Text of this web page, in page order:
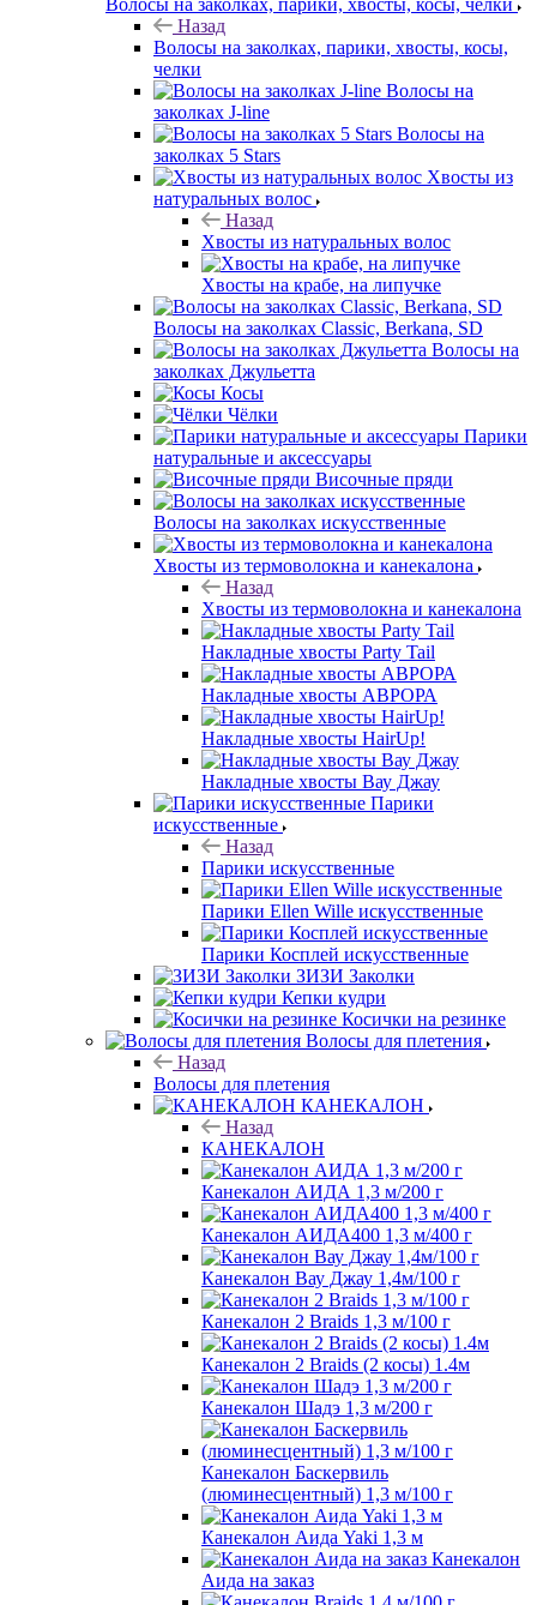
Волосы на заколках, парики, хвосты, косы, челки
Назад
Волосы на заколках, парики, хвосты, косы,
челки
Волосы на
заколках J-line
Волосы на
заколках 5 Stars
Хвосты из
натуральных волос
Назад
Хвосты из натуральных волос
Хвосты на крабе, на липучке
Волосы на заколках Classic, Berkana, SD
Волосы на
заколках Джульетта
Косы
Чёлки
Парики
натуральные и аксессуары
Височные пряди
Волосы на заколках искусственные
Хвосты из термоволокна и канекалона
Назад
Хвосты из термоволокна и канекалона
Накладные хвосты Party Tail
Накладные хвосты АВРОРА
Накладные хвосты HairUp!
Накладные хвосты Вау Джау
Парики
искусственные
Назад
Парики искусственные
Парики Ellen Wille искусственные
Парики Косплей искусственные
ЗИЗИ Заколки
Кепки кудри
Косички на резинке
Волосы для плетения
Назад
Волосы для плетения
КАНЕКАЛОН
Назад
КАНЕКАЛОН
Канекалон АИДА 1,3 м/200 г
Канекалон АИДА400 1,3 м/400 г
Канекалон Вау Джау 1,4м/100 г
Канекалон 2 Braids 1,3 м/100 г
Канекалон 2 Braids (2 косы) 1.4м
Канекалон Шадэ 1,3 м/200 г
Канекалон Баскервиль
(люминесцентный) 1,3 м/100 г
Канекалон Аида Yaki 1,3 м
Канекалон
Аида на заказ